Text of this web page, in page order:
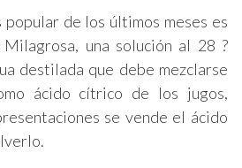
popular de los últimos meses es
una solución al 28 ?
destilada que debe mezclarse
ácido cítrico de los jugos,
se vende el ácido